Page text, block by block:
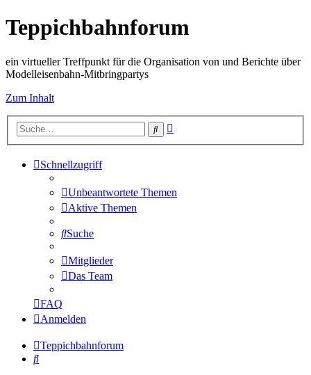
Teppichbahnforum
ein virtueller Treffpunkt für die Organisation von und Berichte über
Modelleisenbahn-Mitbringpartys
Zum Inhalt
Suche
Schnellzugriff
Unbeantwortete Themen
Aktive Themen
Suche
Mitglieder
Das Team
FAQ
Anmelden
Teppichbahnforum
Suche